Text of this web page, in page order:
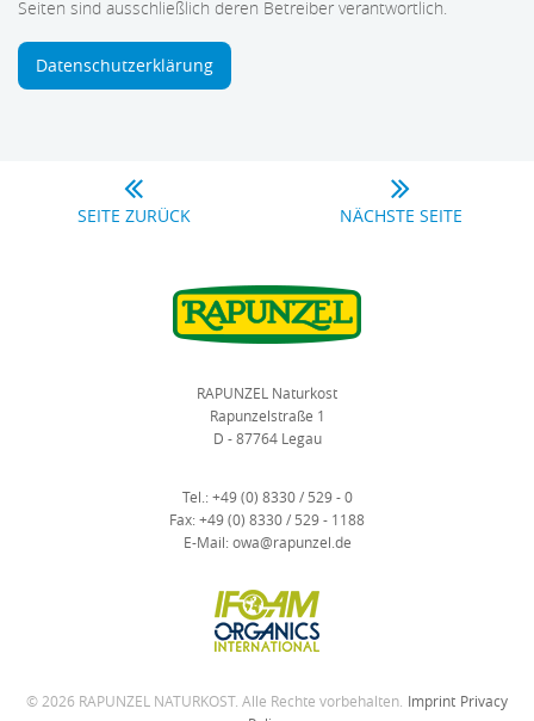
Seiten sind ausschließlich deren Betreiber verantwortlich.
Datenschutzerklärung
SEITE ZURÜCK NÄCHSTE SEITE
RAPUNZEL Naturkost
Rapunzelstraße 1
D - 87764 Legau
Tel.:+49 (0) 8330 / 529 - 0
Fax:+49 (0) 8330 / 529 - 1188
E-Mail:owa@rapunzel.de
© 2026 RAPUNZEL NATURKOST. Alle Rechte vorbehalten. Imprint Privacy